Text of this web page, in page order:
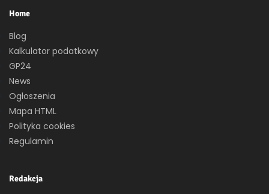
Home
Blog
Kalkulator podatkowy
GP24
News
Ogłoszenia
Mapa HTML
Polityka cookies
Regulamin
Redakcja